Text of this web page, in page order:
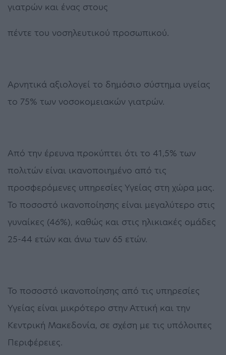
γιατρών και ένας στους
πέντε του νοσηλευτικού προσωπικού.
Αρνητικά αξιολογεί το δημόσιο σύστημα υγείας
το 75% των νοσοκομειακών γιατρών.
Από την έρευνα προκύπτει ότι το 41,5% των
πολιτών είναι ικανοποιημένο από τις
προσφερόμενες υπηρεσίες Υγείας στη χώρα μας.
Το ποσοστό ικανοποίησης είναι μεγαλύτερο στις
γυναίκες (46%), καθώς και στις ηλικιακές ομάδες
25-44 ετών και άνω των 65 ετών.
Το ποσοστό ικανοποίησης από τις υπηρεσίες
Υγείας είναι μικρότερο στην Αττική και την
Κεντρική Μακεδονία, σε σχέση με τις υπόλοιπες
Περιφέρειες.